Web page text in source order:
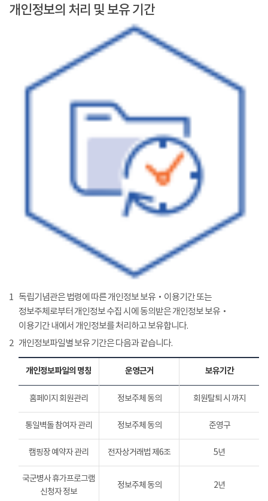
개인정보의 처리 및 보유 기간
1 독립기념관은 법령에 따른 개인정보 보유‧이용기간 또는
정보주체로부터 개인정보 수집 시에 동의받은 개인정보 보유‧
이용기간 내에서 개인정보를 처리하고 보유합니다.
2 개인정보파일별 보유 기간은 다음과 같습니다.
개인정보파일의 명칭 운영근거 보유기간
홈페이지 회원관리 정보주체 동의 회원탈퇴 시 까지
통일벽돌 참여자 관리 정보주체 동의 준영구
캠핑장 예약자 관리 전자상거래법 제6조 5년
국군병사 휴가프로그램
신청자 정보
정보주체 동의 2년